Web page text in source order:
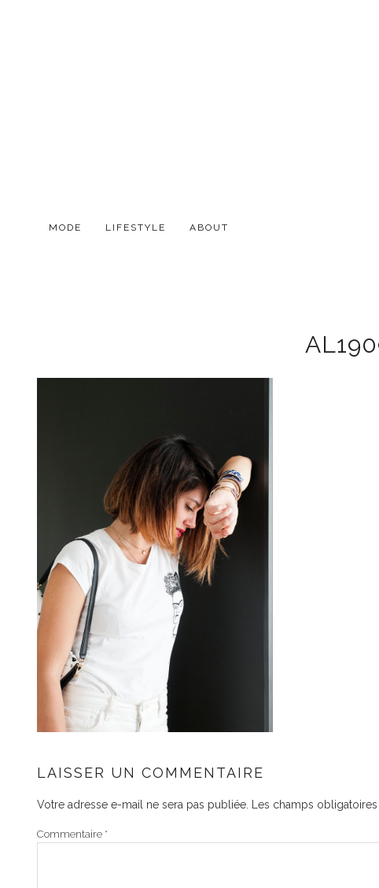
MODE LIFESTYLE ABOUT
LAISSER UN COMMENTAIRE
Votre adresse e-mail ne sera pas publiée. Les champs
Commentaire *